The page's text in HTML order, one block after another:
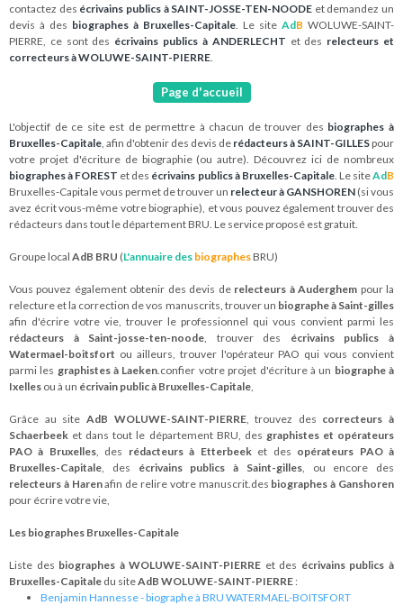
contactez des écrivains publics à SAINT-JOSSE-TEN-NOODE et demandez un
devis à des biographes à Bruxelles-Capitale. Le site AdB WOLUWE-SAINT-
PIERRE, ce sont des écrivains publics à ANDERLECHT et des relecteurs et
correcteurs à WOLUWE-SAINT-PIERRE.
Page d'accueil
L'objectif de ce site est de permettre à chacun de trouver des biographes à
Bruxelles-Capitale, afin d'obtenir des devis de rédacteurs à SAINT-GILLESpour
votre projet d'écriture de biographie (ou autre). Découvrez ici de nombreux
biographes à FOREST et des écrivains publics à Bruxelles-Capitale. Le siteAdB
Bruxelles-Capitale vous permet de trouver un relecteur à GANSHOREN (si vous
avez écrit vous-même votre biographie), et vous pouvez également trouver des
rédacteurs dans tout le département BRU. Le service proposé est gratuit.
Groupe local AdB BRU (L'annuaire des biographesBRU)
Vous pouvez également obtenir des devis de relecteurs à Auderghem pour la
relecture et la correction de vos manuscrits, trouver un biographe à Saint-gilles
afin d'écrire votre vie, trouver le professionnel qui vous convient parmi les
rédacteurs à Saint-josse-ten-noode, trouver des écrivains publics à
Watermael-boitsfort ou ailleurs, trouver l'opérateur PAO qui vous convient
parmi les graphistes à Laeken.confier votre projet d'écriture à un biographe à
Ixelles ou à un écrivain public à Bruxelles-Capitale,
Grâce au site AdB WOLUWE-SAINT-PIERRE, trouvez des correcteurs à
Schaerbeek et dans tout le département BRU, des graphistes et opérateurs
PAO à Bruxelles, des rédacteurs à Etterbeeket des opérateurs PAO à
Bruxelles-Capitale, des écrivains publics à Saint-gilles, ou encore des
relecteurs à Harenafin de relire votre manuscrit.des biographes à Ganshoren
pour écrire votre vie,
Les biographes Bruxelles-Capitale
Liste des biographes à WOLUWE-SAINT-PIERRE et des écrivains publics à
Bruxelles-Capitale du siteAdB WOLUWE-SAINT-PIERRE :
Benjamin Hannesse - biographe à BRU WATERMAEL-BOITSFORT